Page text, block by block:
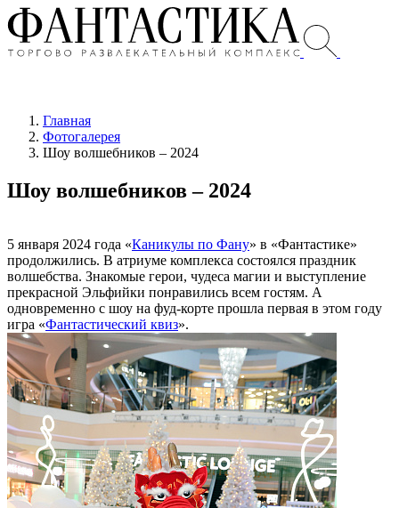
Главная
Фотогалерея
Шоу волшебников – 2024
Шоу волшебников – 2024
5 января 2024 года «Каникулы по Фану» в «Фантастике»
продолжились. В атриуме комплекса состоялся праздник
волшебства. Знакомые герои, чудеса магии и выступление
прекрасной Эльфийки понравились всем гостям. А
одновременно с шоу на фуд-корте прошла первая в этом году
игра «Фантастический квиз».